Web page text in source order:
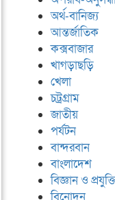
অর্থ-বানিজ্য
আন্তর্জাতিক
কক্সবাজার
খাগড়াছড়ি
খেলা
চট্রগ্রাম
জাতীয়
পর্যটন
বান্দরবান
বাংলাদেশ
বিজ্ঞান ও